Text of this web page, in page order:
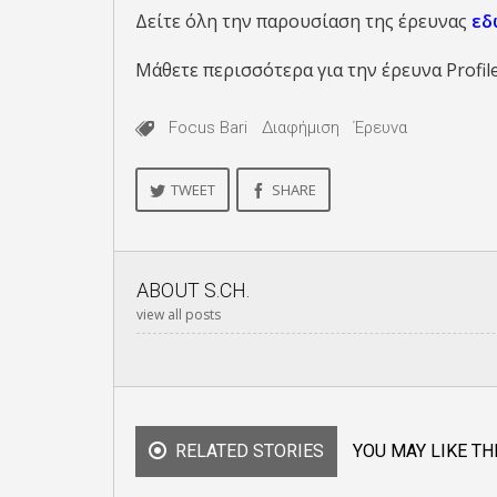
Δείτε όλη την παρουσίαση της έρευνας
Μάθετε περισσότερα για την έρευνα
Focus Bari Διαφήμιση Έρευνα
TWEET SHARE
ABOUT S.CH.
view all posts
RELATED STORIES YOU MAY LIKE